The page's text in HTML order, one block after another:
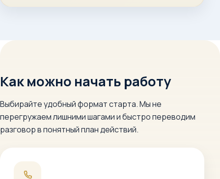
Как можно начать работу
Выбирайте удобный формат старта. Мы не
перегружаем лишними шагами и быстро переводим
разговор в понятный план действий.